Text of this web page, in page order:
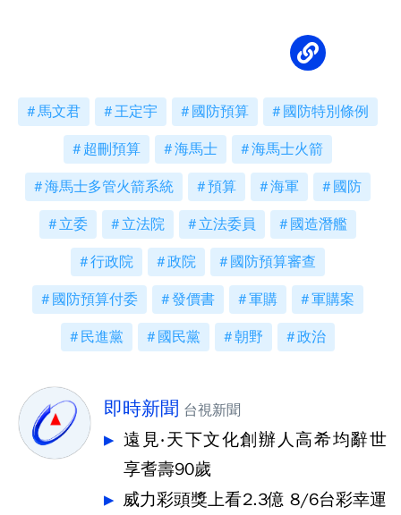
馬文君 王定宇 國防預算 國防特別條例
超刪預算 海馬士 海馬士火箭
海馬士多管火箭系統 預算 海軍 國防
立委 立法院 立法委員 國造潛艦
行政院 政院 國防預算審查
國防預算付委 發價書 軍購 軍購案
民進黨 國民黨 朝野 政治
即時新聞 台視新聞
遠見‧天下文化創辦人高希均辭世
享耆壽90歲
威力彩頭獎上看2.3億 8/6台彩幸運